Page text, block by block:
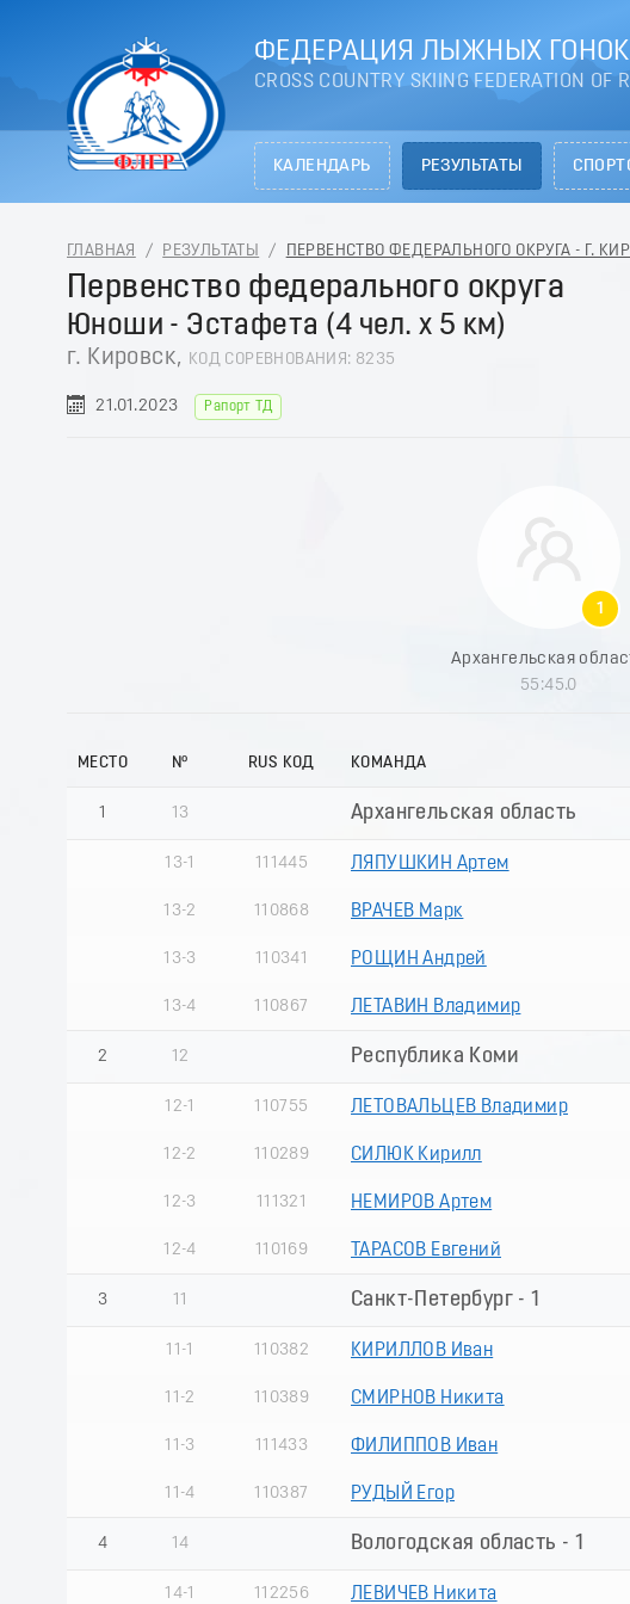
ФЕДЕРАЦИЯ ЛЫЖНЫХ
CROSS COUNTRY SKIING FEDERATION OF
КАЛЕНДАРЬ РЕЗУЛЬТАТЫ
ГЛАВНАЯ / РЕЗУЛЬТАТЫ / ПЕРВЕНСТВО ФЕДЕРАЛЬНОГО ОКРУГА - Г.
Первенство федерального округа
Юноши - Эстафета (4 чел. х 5 км)
г. Кировск, КОД СОРЕВНОВАНИЯ: 8235
21.01.2023 Рапорт ТД
1
Архангельская
55:45.0
МЕСТО № RUS КОД КОМАНДА
1 13 Архангельская область
13-1 111445 ЛЯПУШКИН Артем
13-2 110868 ВРАЧЕВ Марк
13-3 110341 РОЩИН Андрей
13-4 110867 ЛЕТАВИН Владимир
2 12 Республика Коми
12-1 110755 ЛЕТОВАЛЬЦЕВ Владимир
12-2 110289 СИЛЮК Кирилл
12-3 111321 НЕМИРОВ Артем
12-4 110169 ТАРАСОВ Евгений
3 11 Санкт-Петербург - 1
11-1 110382 КИРИЛЛОВ Иван
11-2 110389 СМИРНОВ Никита
11-3 111433 ФИЛИППОВ Иван
11-4 110387 РУДЫЙ Егор
4 14 Вологодская область - 1
14-1 112256 ЛЕВИЧЕВ Никита